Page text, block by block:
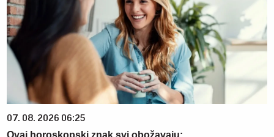
07. 08. 2026 06:25